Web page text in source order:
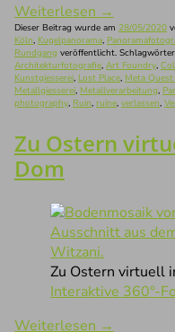
Weiterlesen →
Dieser Beitrag wurde am 28/05/2020
Köln, Kugelpanorama,
Rundgang veröffentlicht.
Architekturfotografie, Art Foundry,
Kunstgiesserei, Lost Place, Meta
Metallgiesserei, Metallverarbeitung,
photography, Ruin, ruine, verlassen,
Zu Ostern
Dom
Zu Ostern virtuell
Interaktive 360°-
Weiterlesen →